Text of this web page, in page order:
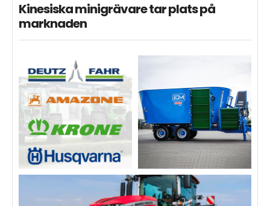
Kinesiska minigrävare tar plats på
marknaden